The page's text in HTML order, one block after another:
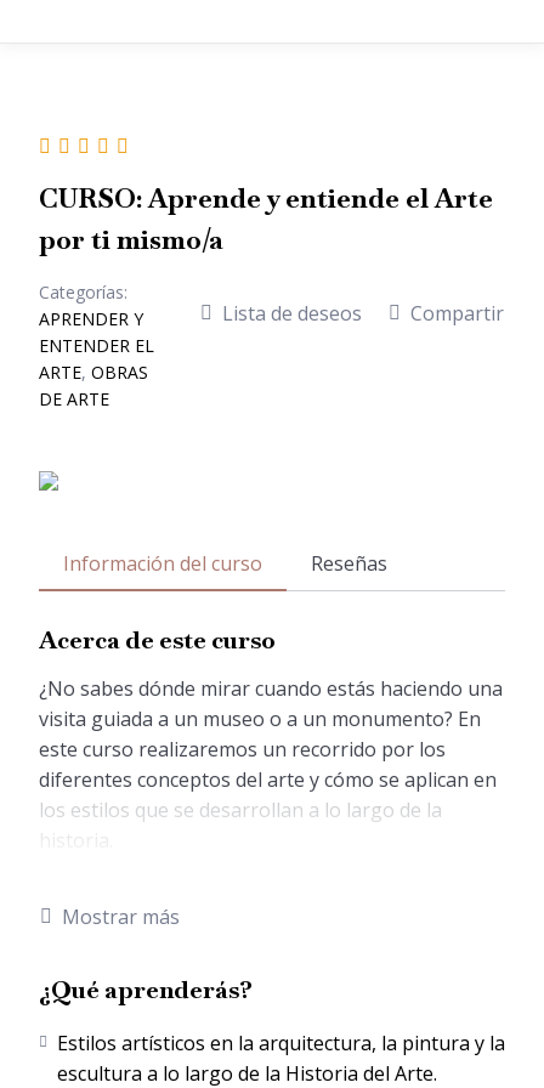
CURSO: Aprende y entiende el Arte
por ti mismo/a
Categorías:
APRENDER Y
ENTENDER EL
ARTE, OBRAS
DE ARTE
Lista de deseos Compartir
Información del curso Reseñas
Acerca de este curso
¿No sabes dónde mirar cuando estás haciendo una
visita guiada a un museo o a un monumento? En
este curso realizaremos un recorrido por los
diferentes conceptos del arte y cómo se aplican en
los estilos que se desarrollan a lo largo de la
historia.
artísticos, tanto técnicos como de composición, y
artísticos en la arquitectura, la pintura y la
escultura a lo largo de la Historia del Arte.
El objetivo es que las personas que no están
familiarizadas con el léxico de la Historia del Arte lo
Mostrar más
¿Qué aprenderás?
Estilos artísticos en la arquitectura, la pintura y la
escultura a lo largo de la Historia del Arte.